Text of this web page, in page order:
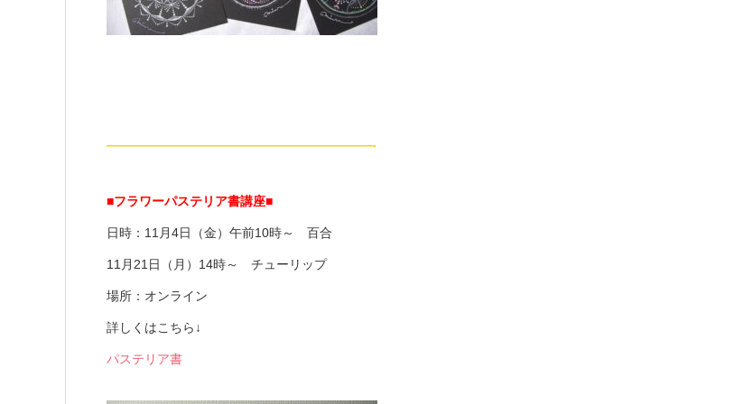
—————————————————————-
■フラワーパステリア書講座■
日時： 11月4日（金）午前10時～ 百合
11月21日（月）14時～ チューリップ
場所：オンライン
詳しくはこちら↓
パステリア書